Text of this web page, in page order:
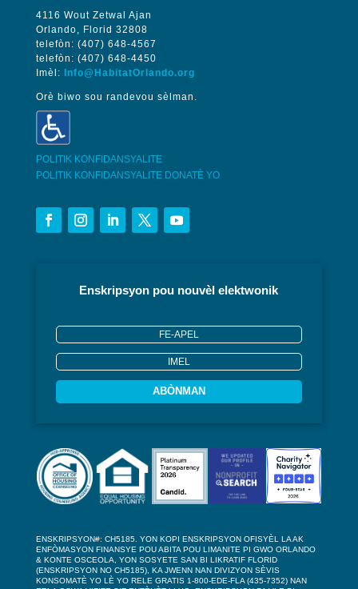
4116 Wout Zetwal Ajan
Orlando, Florid 32808
telefòn: (407) 648-4567
telefòn: (407) 648-4450
Imèl: Info@HabitatOrlando.org
Orè biwo sou randevou sèlman.
POLITIK KONFIDANSYALITE
POLITIK KONFIDANSYALITE DONATÈ YO
Enskripsyon pou nouvèl elektwonik
ABÒNMAN
ENSKRIPSYON#: CH5185. YON KOPI ENSKRIPSYON OFISYÈL LA AK
ENFÒMASYON FINANSYE POU ABITA POU LIMANITE PI GWO ORLANDO
& KONTE OSCEOLA, YON SOSYETE SAN BI LIKRATIF FLORID
(ENSKRIPSYON NO CH5185), KA JWENN NAN DIVIZYON SÈVIS
KONSOMATÈ YO LÈ YO RELE GRATIS 1-800-EDE-FLA (435-7352) NAN